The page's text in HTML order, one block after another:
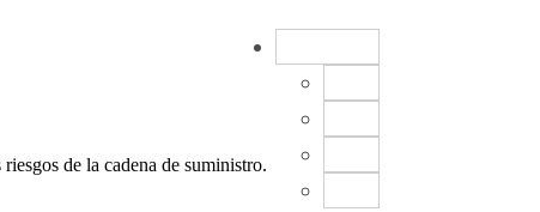
de la cadena de suministro.